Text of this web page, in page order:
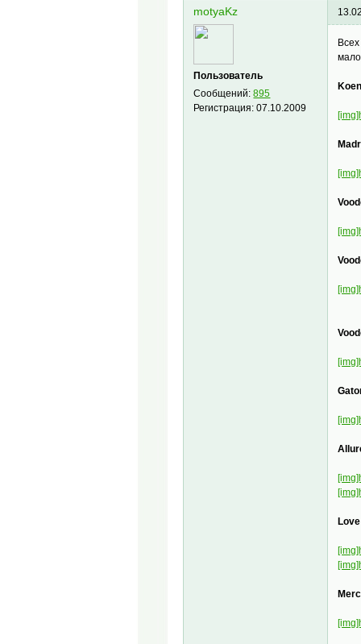
motyaKz
Пользователь
Сообщений:895
Регистрация:07.10.2009
мало